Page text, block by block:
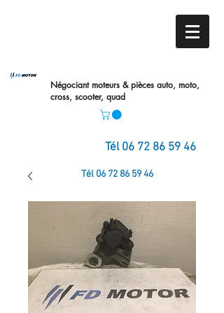
Négociant moteurs & pièces auto, moto,
cross, scooter, quad
Tél 06 72 86 59 46
Tél 06 72 86 59 46